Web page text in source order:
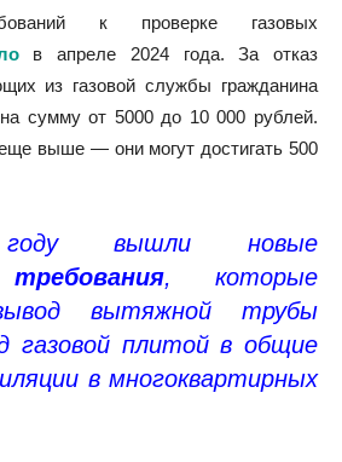
к проверке газовых
в апреле 2024 года. За отказ
из газовой службы гражданина
сумму от 5000 до 10 000 рублей.
выше — они могут достигать 500
вышли новые
требования, которые
вытяжной трубы
газовой плитой в общие
в многоквартирных